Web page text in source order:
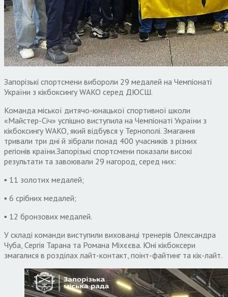
Запорізькі спортсмени вибороли 29 медалей на Чемпіонаті
України з кікбоксингу WAKO серед ДЮСШ.
Команда міської дитячо-юнацької спортивної школи
«Майстер-Січ» успішно виступила на Чемпіонаті України з
кікбоксингу WAKO, який відбувся у Тернополі. Змагання
тривали три дні й зібрали понад 400 учасників з різних
регіонів країни.Запорізькі спортсмени показали високі
результати та завоювали 29 нагород, серед них:
▪️ 11 золотих медалей;
▪️ 6 срібних медалей;
▪️ 12 бронзових медалей.
У складі команди виступили вихованці тренерів Олександра
Чуба, Сергія Тарана та Романа Міхєєва. Юні кікбоксери
змагалися в розділах лайт-контакт, поінт-файтинг та кік-лайт.